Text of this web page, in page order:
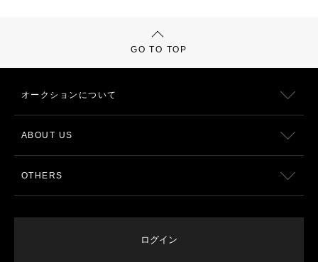
GO TO TOP
オークションについて
ABOUT US
OTHERS
ログイン